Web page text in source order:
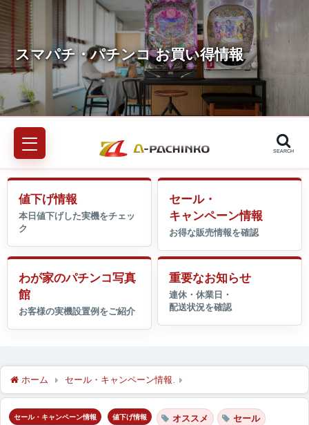
SEARCH
値下げ情報
セール・
キャンペーン情報
わが家のパチンコ写真
館
重要なお知らせ
ホーム セール・キャンペーン情報
セール・キャンペーン情報 値下げ情報 オススメ セール